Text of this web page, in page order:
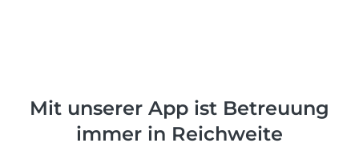
Mit unserer App ist Betreuung
immer in Reichweite